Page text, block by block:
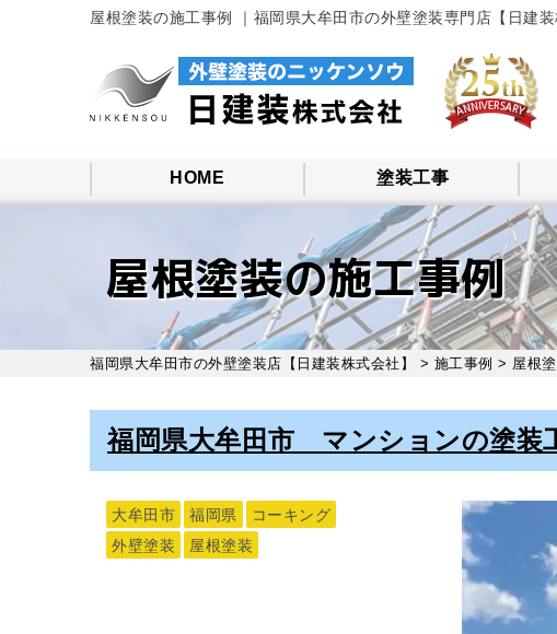
屋根塗装の施工事例 ｜福岡県大牟田市の外壁塗装専門店【日建
HOME 塗装工事
屋根塗装の施工事例
福岡県大牟田市の外壁塗装店【日建装株式会社】 > 施工事例 > 屋根
福岡県大牟田市 マンションの塗装
大牟田市 福岡県
コーキング
外壁塗装
屋根塗装